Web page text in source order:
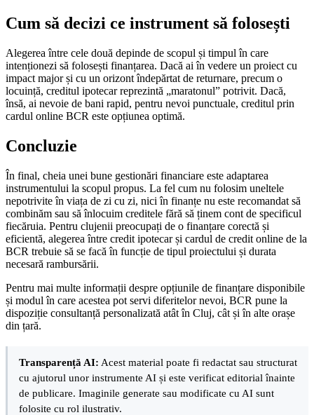
Cum să decizi ce instrument să folosești
Alegerea între cele două depinde de scopul și timpul în care
intenționezi să folosești finanțarea. Dacă ai în vedere un proiect cu
impact major și cu un orizont îndepărtat de returnare, precum o
locuință, creditul ipotecar reprezintă „maratonul” potrivit. Dacă,
însă, ai nevoie de bani rapid, pentru nevoi punctuale, creditul prin
cardul online BCR este opțiunea optimă.
Concluzie
În final, cheia unei bune gestionări financiare este adaptarea
instrumentului la scopul propus. La fel cum nu folosim uneltele
nepotrivite în viața de zi cu zi, nici în finanțe nu este recomandat să
combinăm sau să înlocuim creditele fără să ținem cont de specificul
fiecăruia. Pentru clujenii preocupați de o finanțare corectă și
eficientă, alegerea între credit ipotecar și cardul de credit online de la
BCR trebuie să se facă în funcție de tipul proiectului și durata
necesară rambursării.
Pentru mai multe informații despre opțiunile de finanțare disponibile
și modul în care acestea pot servi diferitelor nevoi, BCR pune la
dispoziție consultanță personalizată atât în Cluj, cât și în alte orașe
din țară.
Transparență AI: Acest material poate fi redactat sau structurat
cu ajutorul unor instrumente AI și este verificat editorial înainte
de publicare. Imaginile generate sau modificate cu AI sunt
folosite cu rol ilustrativ.